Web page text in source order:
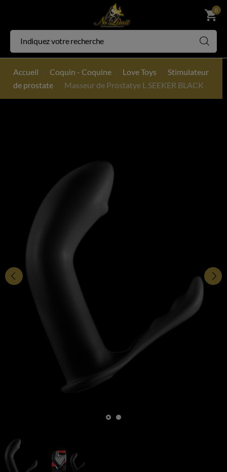
shopping_cart
0
Accueil Coquin - Coquine Love Toys
Stimulateur
de prostate
Masseur de Prostatye L SEEKER BLACK